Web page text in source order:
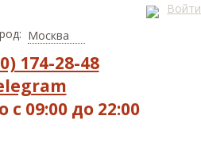
Войти
Москва
174-28-48
09:00 до 22:00